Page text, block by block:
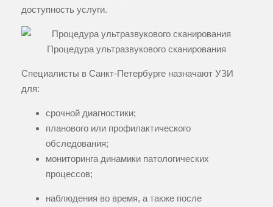
доступность услуги.
Процедура ультразвукового сканирования
Специалисты в Санкт-Петербурге назначают УЗИ
для:
срочной диагностики;
планового или профилактического
обследования;
мониторинга динамики патологических
процессов;
наблюдения во время, а также после